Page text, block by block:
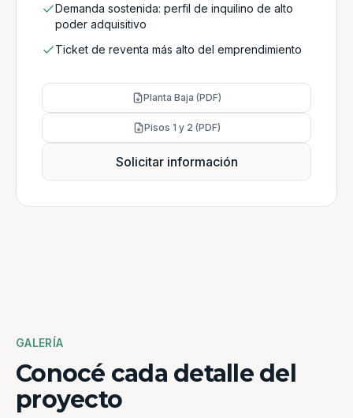
Demanda sostenida: perfil de inquilino de alto
poder adquisitivo
Ticket de reventa más alto del emprendimiento
Planta Baja (PDF)
Pisos 1 y 2 (PDF)
Solicitar información
GALERÍA
Conocé cada detalle del
proyecto